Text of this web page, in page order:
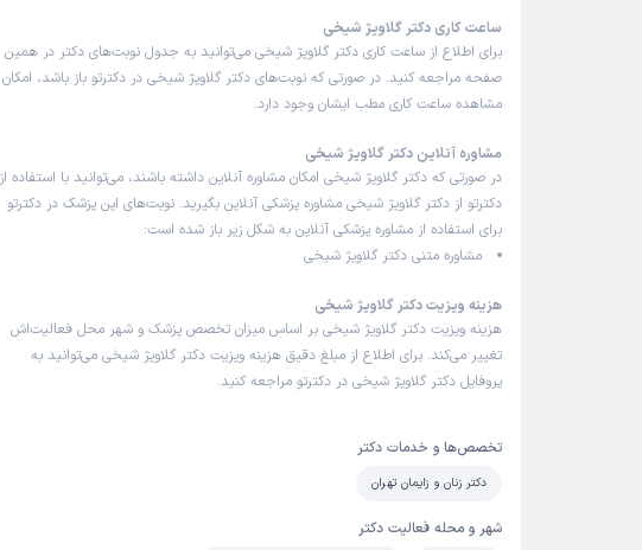
ساعت کاری دکتر گلاویژ شیخی
برای اطلاع از ساعت کاری دکتر گلاویژ شیخی می‌توانید به جدول نوبت‌های دکتر در همین
صفحه مراجعه کنید. در صورتی که نوبت‌های دکتر گلاویژ شیخی در دکترتو باز باشد، امکان
مشاهده ساعت کاری مطب ایشان وجود دارد.
مشاوره آنلاین دکتر گلاویژ شیخی
در صورتی که دکتر گلاویژ شیخی امکان مشاوره آنلاین داشته باشند، می‌توانید با استفاده از
دکترتو از دکتر گلاویژ شیخی مشاوره پزشکی آنلاین بگیرید. نوبت‌های این پزشک در دکترتو
برای استفاده از مشاوره پزشکی آنلاین به شکل زیر باز شده است:
مشاوره متنی دکتر گلاویژ شیخی
هزینه ویزیت دکتر گلاویژ شیخی
هزینه ویزیت دکتر گلاویژ شیخی بر اساس میزان تخصص پزشک و شهر محل فعالیت‌اش
تغییر می‌کند. برای اطلاع از مبلغ دقیق هزینه ویزیت دکتر گلاویژ شیخی می‌توانید به
پروفایل دکتر گلاویژ شیخی در دکترتو مراجعه کنید.
تخصص‌ها و خدمات دکتر
دکتر زنان و زایمان تهران
شهر و محله فعالیت دکتر